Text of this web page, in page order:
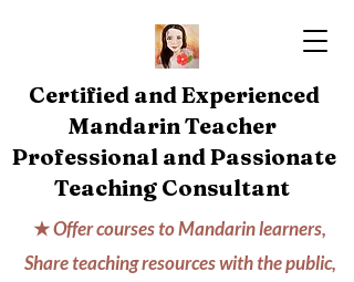
Certified and Experienced
Mandarin Teacher
Professional and Passionate
Teaching Consultant
★Offer courses to Mandarin learners,
Share teaching resources with the public,